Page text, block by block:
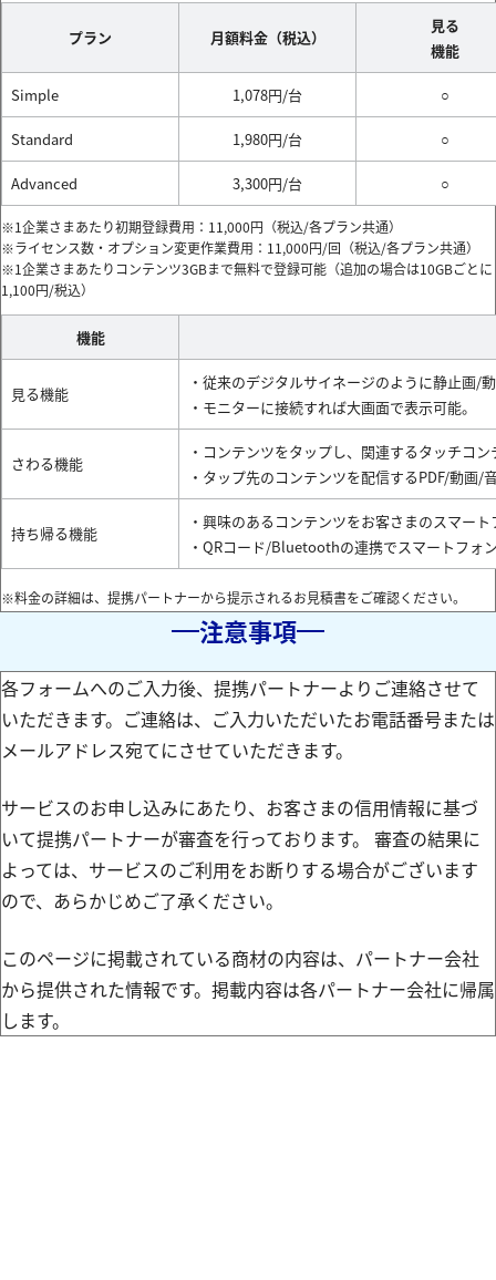
プラン 月額料金（税込）
見る
機能
Simple 1,078円/台 ○
Standard 1,980円/台 ○
Advanced 3,300円/台 ○
※1企業さまあたり初期登録費用：11,000円（税込/各プラン共通）
※ライセンス数・オプション変更作業費用：11,000円/回（税込/各プラン共通）
※1企業さまあたりコンテンツ3GBまで無料で登録可能（追加の場合は10GBごとに
1,100円/税込）
機能
見る機能
・従来のデジタルサイネージのように静止画/
・モニターに接続すれば大画面で表示可能。
さわる機能
・コンテンツをタップし、関連するタッチコ
・タップ先のコンテンツを配信するPDF/動画
持ち帰る機能
・興味のあるコンテンツをお客さまのスマー
・QRコード/Bluetoothの連携でスマートフォ
※料金の詳細は、提携パートナーから提示されるお見積書をご確認ください。
注意事項
各フォームへのご入力後、提携パートナーよりご連絡させて
いただきます。ご連絡は、ご入力いただいたお電話番号または
メールアドレス宛てにさせていただきます。
サービスのお申し込みにあたり、お客さまの信用情報に基づ
いて提携パートナーが審査を行っております。 審査の結果に
よっては、サービスのご利用をお断りする場合がございます
ので、あらかじめご了承ください。
このページに掲載されている商材の内容は、パートナー会社
から提供された情報です。掲載内容は各パートナー会社に帰属
します。